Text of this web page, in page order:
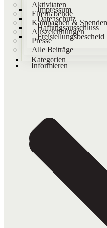
Aktivitaten
Elternabende
Kampagnen & Spenden
Auszeichnungen
Presse
Alle Beiträge
Informieren
Impressum
Datenschutz
Haftungsausschluss
Freistellungsbescheid
Kategorien